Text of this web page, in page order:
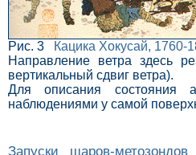
Рис. 3 Кацика Хокусай, 1760-
Направление ветра здесь
вертикальный сдвиг ветра).
Для описания состояния
наблюдениями у самой
Запуски шаров-